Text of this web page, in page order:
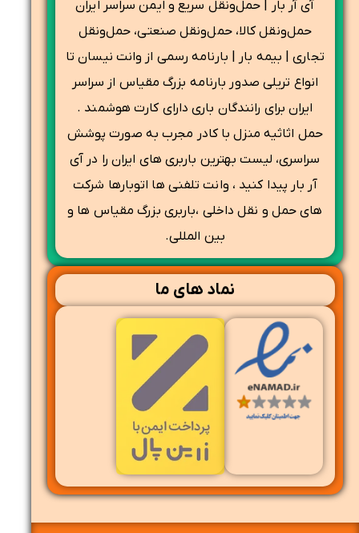
آی آر بار | حمل‌ونقل سریع و ایمن سراسر ایران
حمل‌ونقل کالا، حمل‌ونقل صنعتی، حمل‌ونقل
تجاری | بیمه بار | بارنامه رسمی از وانت نیسان تا
انواع تریلی صدور بارنامه بزرگ مقیاس از سراسر
ایران برای رانندگان باری دارای کارت هوشمند .
حمل اثاثیه منزل با کادر مجرب به صورت پوشش
سراسری، لیست بهترین باربری های ایران را در آی
آر بار پیدا کنید ، وانت تلفنی ها اتوبارها شرکت
های حمل و نقل داخلی ،باربری بزرگ مقیاس ها و
بین المللی.
نماد های ما